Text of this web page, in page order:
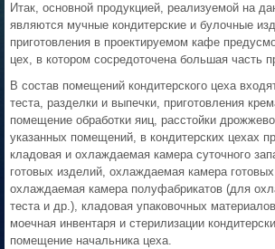
Итак, основной продукцией, реализуемой на
являются мучные кондитерские и булочные
приготовления в проектируемом кафе
цех, в котором сосредоточена большая часть
В состав помещений кондитерского цеха
теста, разделки и выпечки, приготовления
помещение обработки яиц, расстойки
указанных помещений, в кондитерских цехах
кладовая и охлаждаемая камера суточного
готовых изделий, охлаждаемая камера
охлаждаемая камера полуфабрикатов (для
теста и др.), кладовая упаковочных
моечная инвентаря и стерилизации
помещение начальника цеха.